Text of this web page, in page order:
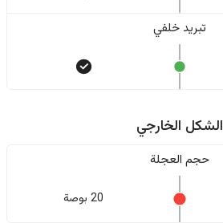
تبريد خلفي
الشكل الخارجي
حجم العجلة
20 بوصة